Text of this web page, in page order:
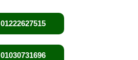
01222627515
01030731696